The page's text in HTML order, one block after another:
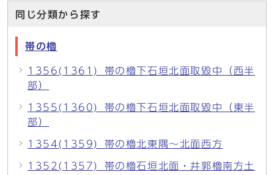
同じ分類から探す
帯の櫓
1356(1361)_帯の櫓下石垣北面取毀中（西半
部）
1355(1360)_帯の櫓下石垣北面取毀中（東半
部）
1354(1359)_帯の櫓北東隅～北面西方
1352(1357)_帯の櫓石垣北面・井郭櫓南方土